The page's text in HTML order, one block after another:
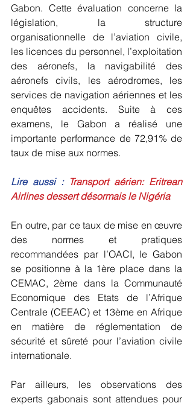
Gabon. Cette évaluation concerne la
législation, la structure
organisationnelle de l’aviation civile,
les licences du personnel, l’exploitation
des aéronefs, la navigabilité des
aéronefs civils, les aérodromes, les
services de navigation aériennes et les
enquêtes accidents. Suite à ces
examens, le Gabon a réalisé une
importante performance de 72,91% de
taux de mise aux normes.
Lire aussi : Transport aérien: Eritrean
Airlines dessert désormais le Nigéria
En outre, par ce taux de mise en œuvre
des normes et pratiques
recommandées par l’OACI, le Gabon
se positionne à la 1ère place dans la
CEMAC, 2ème dans la Communauté
Economique des Etats de l’Afrique
Centrale (CEEAC) et 13ème en Afrique
en matière de réglementation de
sécurité et sûreté pour l’aviation civile
internationale.
Par ailleurs, les observations des
experts gabonais sont attendues pour